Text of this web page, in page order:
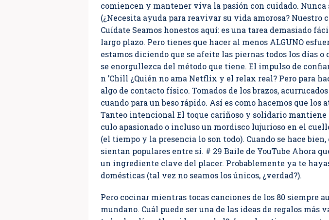
comiencen y mantener viva la pasión con cuidado.
(¿Necesita ayuda para reavivar su vida amorosa?
Cuídate Seamos honestos aquí: es una tarea demasiado
largo plazo. Pero tienes que hacer al menos ALGUNO
estamos diciendo que se afeite las piernas todos los días
se enorgullezca del método que tiene. El impulso de
n ’Chill ¿Quién no ama Netflix y el relax real? Pero para
algo de contacto físico. Tomados de los brazos,
cuando para un beso rápido. Así es como hacemos que
Tanteo intencional El toque cariñoso y solidario mantiene
culo apasionado o incluso un mordisco lujurioso en el
(el tiempo y la presencia lo son todo). Cuando se hace
sientan populares entre sí. # 29 Baile de YouTube Ahora
un ingrediente clave del placer. Probablemente ya te
domésticas (tal vez no seamos los únicos, ¿verdad?).
Pero cocinar mientras tocas canciones de los 80
mundano. Cuál puede ser una de las ideas de regalos más